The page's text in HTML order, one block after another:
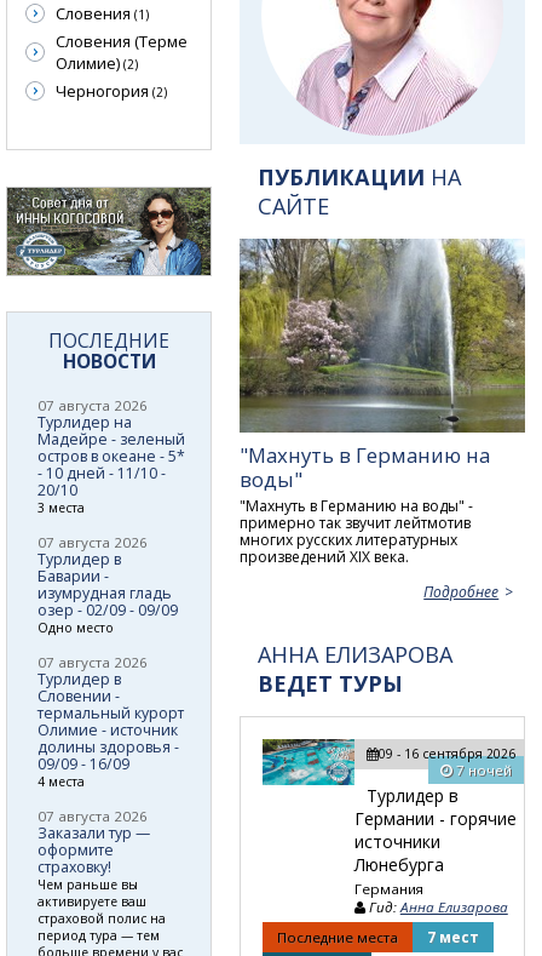
ПУБЛИКАЦИИ НА
САЙТЕ
"Махнуть в Германию на
воды"
"Махнуть в Германию на воды" -
примерно так звучит лейтмотив
многих русских литературных
произведений XIX века.
Подробнее
АННА ЕЛИЗАРОВА
ВЕДЕТ ТУРЫ
09 - 16 сентября 2026
7 ночей
Турлидер в
Германии - горячие
источники
Люнебурга
Германия
Гид: Анна Елизарова
Последние места
7 мест
Словения (1)
Словения (Терме
Олимие) (2)
Черногория (2)
ПОСЛЕДНИЕ
НОВОСТИ
07 августа 2026
Турлидер на
Мадейре - зеленый
остров в океане - 5*
- 10 дней - 11/10 -
20/10
3 места
07 августа 2026
Турлидер в
Баварии -
изумрудная гладь
озер - 02/09 - 09/09
Одно место
07 августа 2026
Турлидер в
Словении -
термальный курорт
Олимие - источник
долины здоровья -
09/09 - 16/09
4 места
07 августа 2026
Заказали тур —
оформите
страховку!
Чем раньше вы
активируете ваш
страховой полис на
период тура — тем
больше времени у вас